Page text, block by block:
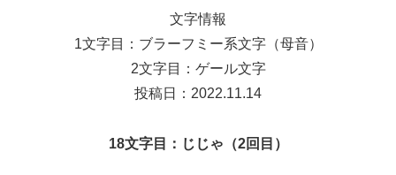
文字情報
1文字目：ブラーフミー系文字（母音）
2文字目：ゲール文字
投稿日：2022.11.14
18文字目：じじゃ（2回目）